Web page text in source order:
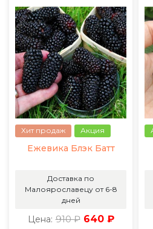
Хит продаж Акция
Ежевика Блэк Батт
Доставка по
Малоярославецу от 6-8
дней
Цена: 910 ₽ 640 ₽